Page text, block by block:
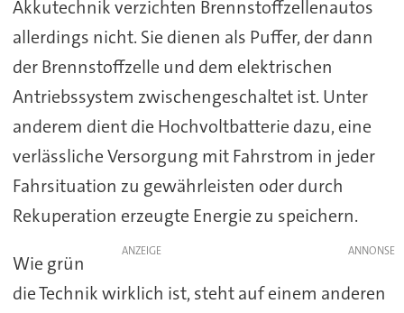
Akkutechnik verzichten Brennstoffzellenautos
allerdings nicht. Sie dienen als Puffer, der dann
der Brennstoffzelle und dem elektrischen
Antriebssystem zwischengeschaltet ist. Unter
anderem dient die Hochvoltbatterie dazu, eine
verlässliche Versorgung mit Fahrstrom in jeder
Fahrsituation zu gewährleisten oder durch
Rekuperation erzeugte Energie zu speichern.
ANZEIGE
Wie grün
die Technik wirklich ist, steht auf einem anderen